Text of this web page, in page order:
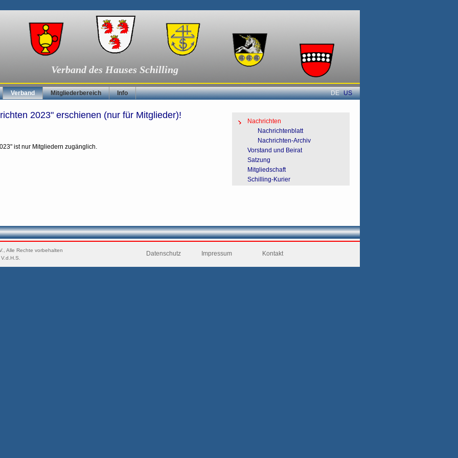
Verband des Hauses Schilling
DE US
Verband Mitgliederbereich Info
2023" erschienen (nur für Mitglieder)!
ist nur Mitgliedern zugänglich.
Nachrichten
Nachrichtenblatt
Nachrichten-Archiv
Vorstand und Beirat
Satzung
Mitgliedschaft
Schilling-Kurier
Alle Rechte vorbehalten
Datenschutz Impressum Kontakt